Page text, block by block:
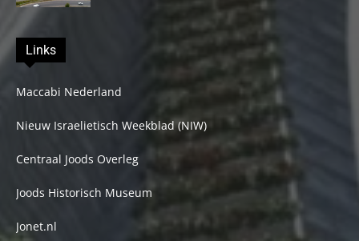
Links
Maccabi Nederland
Nieuw Israelietisch Weekblad (NIW)
Centraal Joods Overleg
Joods Historisch Museum
Jonet.nl